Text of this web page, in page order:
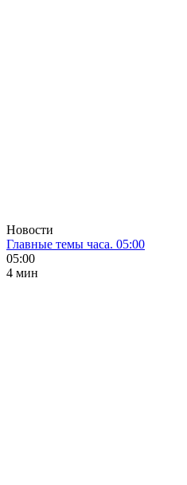
Новости
Главные темы часа. 05:00
05:00
4 мин